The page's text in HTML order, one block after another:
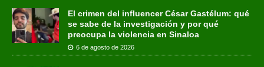
El crimen del influencer César Gastélum: qué
se sabe de la investigación y por qué
preocupa la violencia en Sinaloa
6 de agosto de 2026